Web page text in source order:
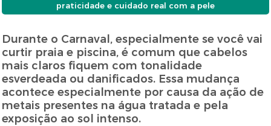
praticidade e cuidado real com a pele
Durante o Carnaval, especialmente se você vai
curtir praia e piscina, é comum que cabelos
mais claros fiquem com tonalidade
esverdeada ou danificados. Essa mudança
acontece especialmente por causa da ação de
metais presentes na água tratada e pela
exposição ao sol intenso.